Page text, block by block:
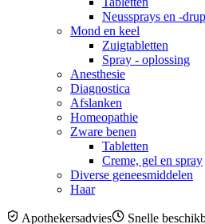
Neussprays en -
Mond en keel
Zuigtabletten
Spray - oplossing
Anesthesie
Diagnostica
Afslanken
Homeopathie
Zware benen
Tabletten
Creme, gel en spray
Diverse geneesmiddelen
Haar
Apothekersadvies
Snelle